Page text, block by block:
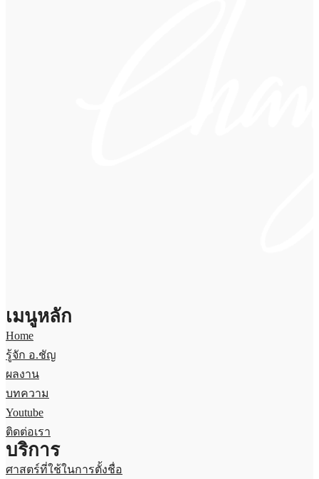
เมนูหลัก
Home
รู้จัก อ.ชัญ
ผลงาน
บทความ
Youtube
ติดต่อเรา
บริการ
ศาสตร์ที่ใช้ในการตั้งชื่อ